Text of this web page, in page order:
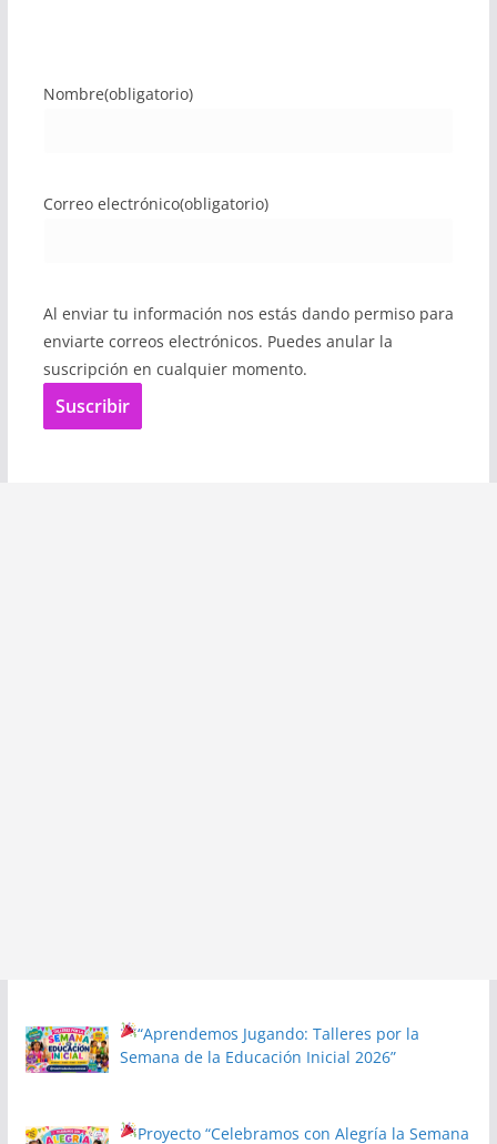
Nombre(obligatorio)
Correo electrónico(obligatorio)
Al enviar tu información nos estás dando permiso para
enviarte correos electrónicos. Puedes anular la
suscripción en cualquier momento.
Suscribir
“Aprendemos Jugando: Talleres por la
Semana de la Educación Inicial 2026”
Proyecto“Celebramos con Alegría la Semana